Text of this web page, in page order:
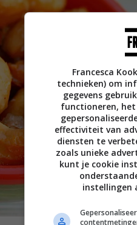
Francesca
technieken) om
gegevens
functioneren, het
effectiviteit van
diensten te
zoals unieke
kunt je cookie
instellingen